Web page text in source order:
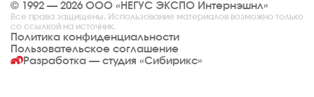
© 1992 — 2026 ООО «НЕГУС ЭКСПО Интернэшнл»
Все права защищены. Использование материалов возможно только
со ссылкой на источник.
Политика конфиденциальности
Пользовательское соглашение
Разработка — студия «Сибирикс»